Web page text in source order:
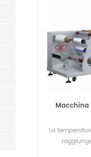
Macchina
La